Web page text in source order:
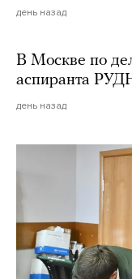
день назад
В Москве по
аспиранта
день назад